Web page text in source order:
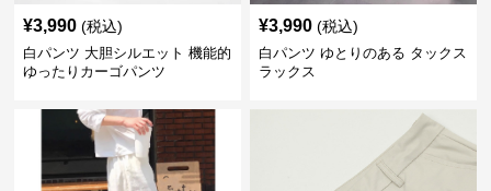
¥3,990 (税込)
白パンツ 大胆シルエット 機能的
ゆったりカーゴパンツ
¥3,990 (税込)
白パンツ ゆとりのある タックス
ラックス